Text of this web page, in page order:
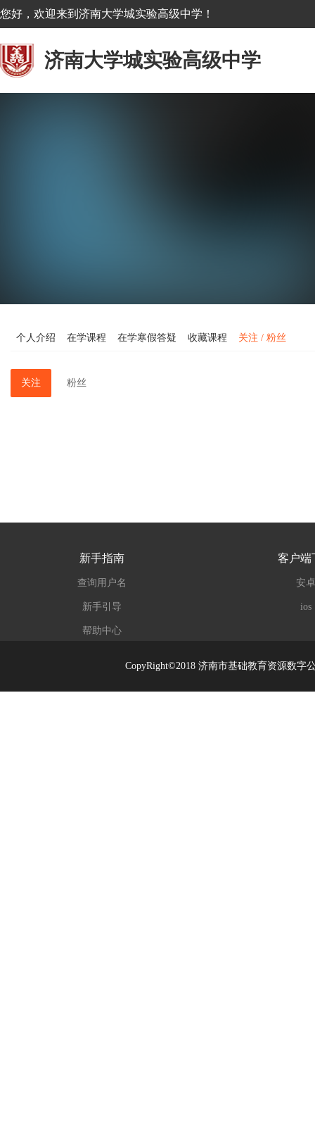
您好，欢迎来到济南大学城实验高级中学！
济南大学城实验高级中学
个人介绍 在学课程 在学寒假答疑 收藏课程 关注 / 粉丝
关注 粉丝
新手指南 客户端
查询用户名 安卓
新手引导 ios
帮助中心
CopyRight©2018 济南市基础教育资源数